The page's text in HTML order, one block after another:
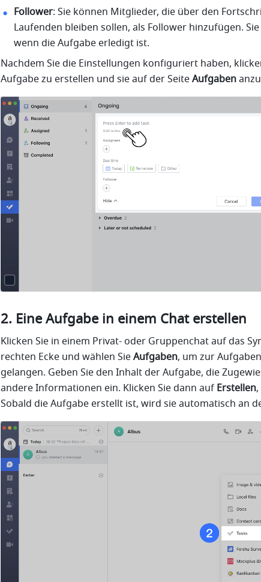
Follower: Sie können Mitglieder, die über den
Laufenden bleiben sollen, als Follower hinzufügen.
wenn die Aufgabe erledigt ist.
Nachdem Sie die Einstellungen konfiguriert haben,
Aufgabe zu erstellen und sie auf der Seite Aufgaben
Eine Aufgabe in einem Chat erstellen
Klicken Sie in einem Privat- oder Gruppenchat auf das
rechten Ecke und wählen Sie Aufgaben, um zur
gelangen. Geben Sie den Inhalt der Aufgabe, die
andere Informationen ein. Klicken Sie dann auf Erstellen
Sobald die Aufgabe erstellt ist, wird sie automatisch an